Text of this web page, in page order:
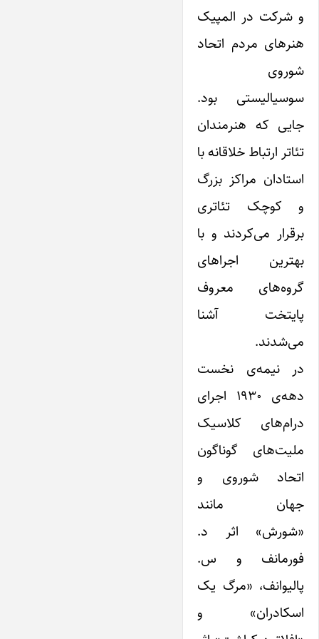
و شرکت در المپیک
هنرهای مردم اتحاد
شوروی
سوسیالیستی بود.
جایی که هنرمندان
تئاتر ارتباط خلاقانه با
استادان مراکز بزرگ
و کوچک تئاتری
برقرار می‌کردند و با
بهترین اجراهای
گروه‌های معروف
پایتخت آشنا
می‌شدند.
در نیمه‌ی نخست
دهه‌ی ۱۹۳۰ اجرای
درام‌های کلاسیک
ملیت‌های گوناگون
اتحاد شوروی و
جهان مانند
«شورش» اثر د.
فورمانف و س.
پالیوانف، «مرگ یک
اسکادران» و